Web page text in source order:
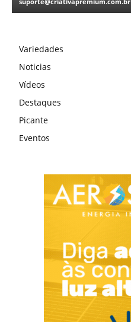
Variedades
Noticias
Vídeos
Destaques
Picante
Eventos